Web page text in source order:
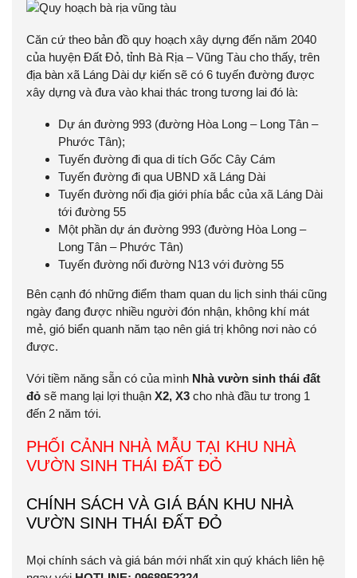
Căn cứ theo bản đồ quy hoạch xây dựng đến năm 2040
của huyện Đất Đỏ, tỉnh Bà Rịa – Vũng Tàu cho thấy, trên
địa bàn xã Láng Dài dự kiến sẽ có 6 tuyến đường được
xây dựng và đưa vào khai thác trong tương lai đó là:
Dự án đường 993 (đường Hòa Long – Long Tân –
Phước Tân);
Tuyến đường đi qua di tích Gốc Cây Cám
Tuyến đường đi qua UBND xã Láng Dài
Tuyến đường nối địa giới phía bắc của xã Láng Dài
tới đường 55
Một phần dự án đường 993 (đường Hòa Long –
Long Tân – Phước Tân)
Tuyến đường nối đường N13 với đường 55
Bên cạnh đó những điểm tham quan du lịch sinh thái cũng
ngày đang được nhiều người đón nhận, không khí mát
mẻ, gió biển quanh năm tạo nên giá trị không nơi nào có
được.
Với tiềm năng sẵn có của mình Nhà vườn sinh thái đất
đỏ sẽ mang lại lợi thuận X2, X3 cho nhà đầu tư trong 1
đến 2 năm tới.
PHỐI CẢNH NHÀ MẪU TẠI KHU NHÀ
VƯỜN SINH THÁI ĐẤT ĐỎ
CHÍNH SÁCH VÀ GIÁ BÁN KHU NHÀ
VƯỜN SINH THÁI ĐẤT ĐỎ
Mọi chính sách và giá bán mới nhất xin quý khách liên hệ